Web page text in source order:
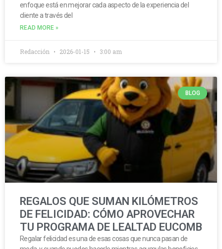
enfoque está en mejorar cada aspecto de la experiencia del
cliente a través del
READ MORE »
Redacción 2026-01-15 3:00 am
BLOG
REGALOS QUE SUMAN KILÓMETROS
DE FELICIDAD: CÓMO APROVECHAR
TU PROGRAMA DE LEALTAD EUCOMB
Regalar felicidad es una de esas cosas que nunca pasan de